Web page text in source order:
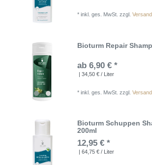
*inkl. ges. MwSt. zzgl.
Bioturm Repair
ab 6,90 € *
| 34,50 € / Liter
*inkl. ges. MwSt. zzgl.
Bioturm Schuppen
200ml
12,95 € *
| 64,75 € / Liter